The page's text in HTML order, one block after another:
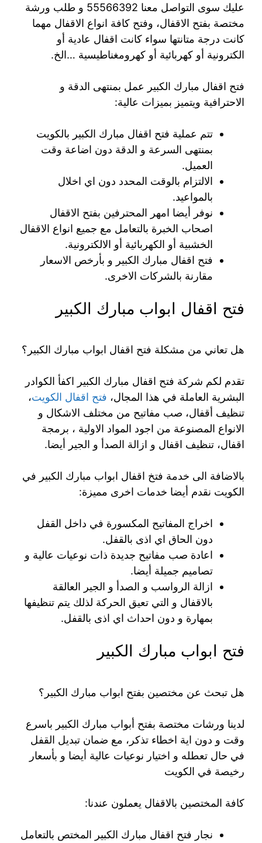
عليك سوى التواصل معنا 55566392 و طلب ورشة
مختصة بفتح الاقفال، وفتح كافة انواع الاقفال مهما
كانت درجة متانتها سواء كانت اقفال عادية أو
الكترونية أو كهربائية أو كهرومغناطيسية …الخ.
فتح اقفال مبارك الكبير عمل بمنتهى الدقة و
الاحترافية ويتميز بميزات عالية:
تتم عملية فتح اقفال مبارك الكبير بالكويت
بمنتهى السرعة و الدقة دون اضاعة وقت
العميل.
الالتزام بالوقت المحدد دون اي اخلال
بالمواعيد.
نوفر أيضا امهر المحترفين بفتح الاقفال
اصحاب الخبرة بالتعامل مع جميع انواع الاقفال
الخشبية أو الكهربائية أو الالكترونية.
فتح اقفال مبارك الكبير و بأرخص الاسعار
مقارنة بالشركات الاخرى.
فتح اقفال ابواب مبارك الكبير
هل تعاني من مشكلة فتح اقفال ابواب مبارك الكبير؟
تقدم لكم شركة فتح اقفال مبارك الكبير اكفأ الكوادر
البشرية العاملة في هذا المجال، فتح اقفال الكويت،
تنظيف أقفال، صب مفاتيح من مختلف الاشكال و
الانواع المصنوعة من اجود المواد الاولية ، برمجة
اقفال، تنظيف اقفال و ازالة الصدأ و الجير أيضا.
بالاضافة الى خدمة فتخ اقفال ابواب مبارك الكبير في
الكويت نقدم أيضا خدمات اخرى مميزة:
اخراج المفاتيح المكسورة في داخل القفل
دون الحاق اي اذى بالقفل.
اعادة صب مفاتيح جديدة ذات نوعيات عالية و
تصاميم جميلة أيضا.
ازالة الرواسب و الصدأ و الجير العالقة
بالاقفال و التي تعيق الحركة لذلك يتم تنظيفها
بمهارة و دون احداث اي اذى بالقفل.
فتح ابواب مبارك الكبير
هل تبحث عن مختصين بفتح ابواب مبارك الكبير؟
لدينا ورشات مختصة بفتح أبواب مبارك الكبير باسرع
وقت و دون اية اخطاء تذكر، مع ضمان تبديل القفل
في حال تعطله و اختيار نوعيات عالية أيضا و بأسعار
رخيصة في الكويت
كافة المختصين بالاقفال يعملون عندنا:
نجار فتح اقفال مبارك الكبير المختص بالتعامل